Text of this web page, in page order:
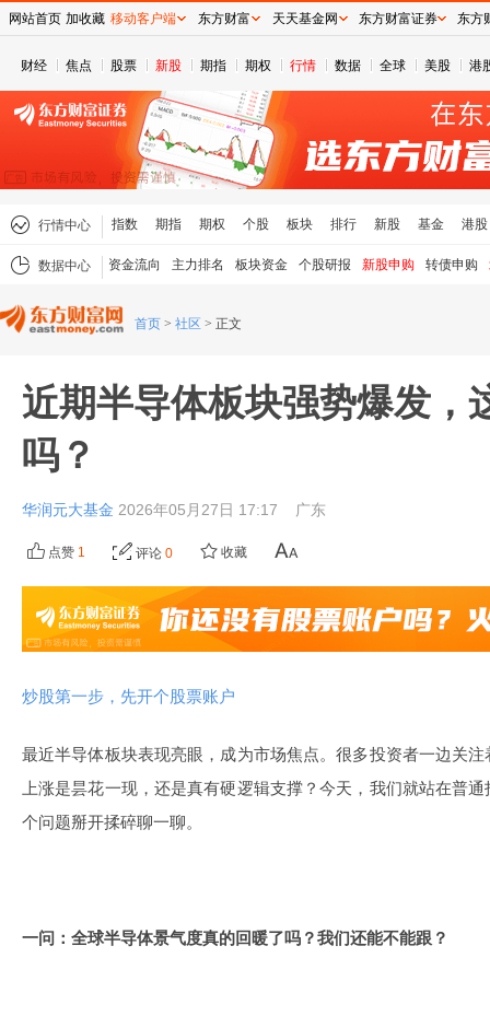
财经 焦点 股票 新股 期指 期权 行情 数据 全球 美股 港
行情中心 指数 期指 期权 个股 板块 排行 新股 基金 港股
数据中心 资金流向 主力排名 板块资金 个股研报 新股申购 转债申购
首页 > 社区 > 正文
近期半导体板块强势爆发，
吗？
华润元大基金 2026年05月27日 17:17 广东
点赞 1 评论 0 收藏
炒股第一步，先开个股票账户
最近半导体板块表现亮眼，成为市场焦点。很多投资者一边关
上涨是昙花一现，还是真有硬逻辑支撑？今天，我们就站在普
个问题掰开揉碎聊一聊。
一问：全球半导体景气度真的回暖了吗？我们还能不能跟？
网站首页 加收藏 移动客户端 东方财富 天天基金网 东方财富证券 东方